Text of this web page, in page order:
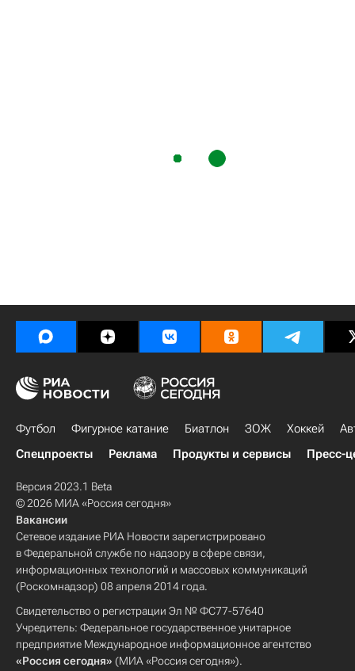
Футбол Фигурное катание Биатлон ЗОЖ Хоккей
Спецпроекты
Реклама Продукты и сервисы Пресс-
Версия 2023.1 Beta
© 2026 МИА «Россия сегодня»
Вакансии
Сетевое издание РИА Новости зарегистрировано
в Федеральной службе по надзору в сфере связи,
информационных технологий и массовых коммуникаций
(Роскомнадзор) 08 апреля 2014 года.
Свидетельство о регистрации Эл № ФС77-57640
Учредитель: Федеральное государственное унитарное
предприятие Международное информационное агентство
«Россия сегодня» (МИА «Россия сегодня»).